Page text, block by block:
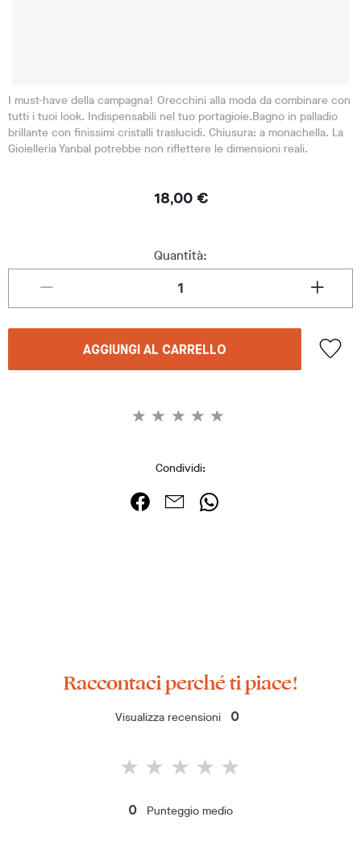
I must-have della campagna! Orecchini alla moda da combinare con
tutti i tuoi look. Indispensabili nel tuo portagioie.Bagno in palladio
brillante con finissimi cristalli traslucidi. Chiusura: a monachella. La
Gioielleria Yanbal potrebbe non riflettere le dimensioni reali.
18,00 €
Quantità:
AGGIUNGI AL CARRELLO
Condividi:
Raccontaci perché ti piace!
Visualizza recensioni 0
0 Punteggio medio